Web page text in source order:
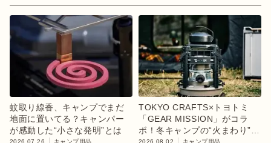
蚊取り線香、キャンプでまだ
地面に置いてる？キャンパー
が感動した“小さな発明”とは
2026.07.26 キャンプ用品
TOKYO CRAFTS×トヨトミ
「GEAR MISSION」がコラ
ボ！冬キャンプの“火まわり”を
2026.08.02 キャンプ用品